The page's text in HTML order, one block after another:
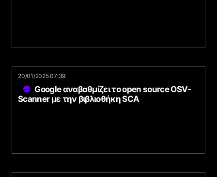
20/01/2025 07:39
Google αναβαθμίζει το open source OSV-
Scanner με την βιβλιοθήκη SCA